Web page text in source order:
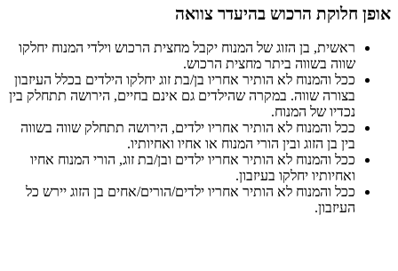
אופן חלוקת הרכוש בהיעדר צוואה
ראשית, בן הזוג של המנוח יקבל מחצית הרכוש וילדי המנוח יחלקו
שווה בשווה ביתר מחצית הרכוש.
ככל והמנוח לא הותיר אחריו בן/בת זוג יחלקו הילדים בכלל העיזבון
בצורה שווה. במקרה שהילדים גם אינם בחיים, הירושה תתחלק בין
נכדיו של המנוח.
ככל והמנוח לא הותיר אחריו ילדים, הירושה תתחלק שווה בשווה
בין בן הזוג ובין הורי המנוח או אחיו ואחיותיו.
ככל והמנוח לא הותיר אחריו ילדים ובן/בת זוג, הורי המנוח אחיו
ואחיותיו יחלקו בעיזבון.
ככל והמנוח לא הותיר אחריו ילדים/הורים/אחים בן הזוג יירש כל
העיזבון.